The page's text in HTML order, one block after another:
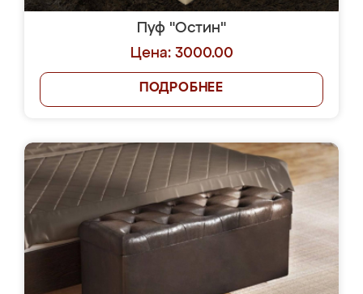
Пуф "Остин"
Цена: 3000.00
ПОДРОБНЕЕ